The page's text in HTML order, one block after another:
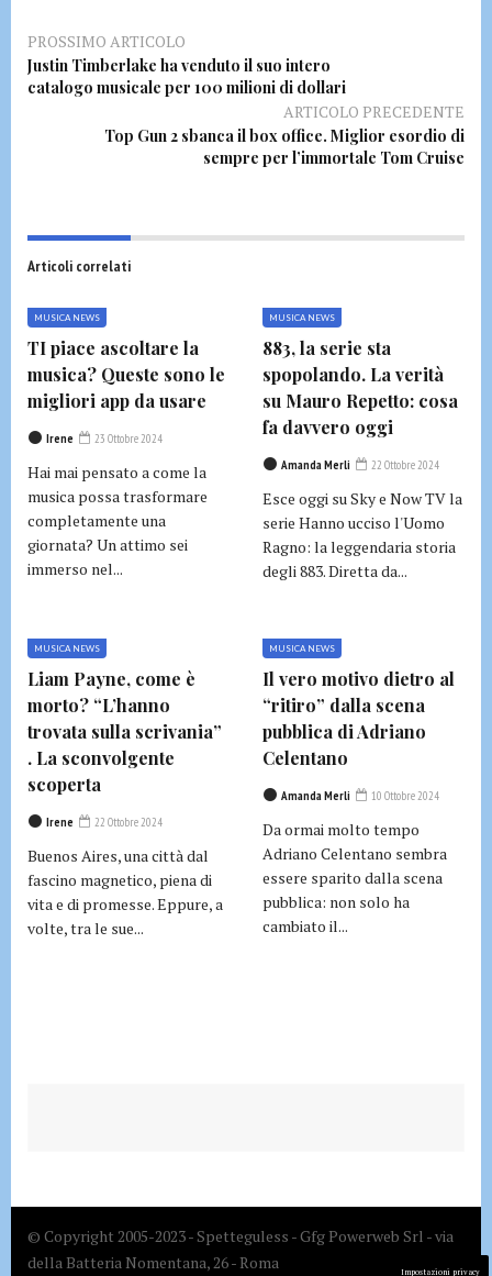
PROSSIMO ARTICOLO
Justin Timberlake ha venduto il suo intero
catalogo musicale per 100 milioni di dollari
ARTICOLO PRECEDENTE
Top Gun 2 sbanca il box office. Miglior esordio di
sempre per l’immortale Tom Cruise
Articoli correlati
MUSICA NEWS
TI piace ascoltare la
musica? Queste sono le
migliori app da usare
Irene 23 Ottobre 2024
Hai mai pensato a come la
musica possa trasformare
completamente una
giornata? Un attimo sei
immerso nel...
MUSICA NEWS
883, la serie sta
spopolando. La verità
su Mauro Repetto: cosa
fa davvero oggi
Amanda Merli 22 Ottobre 2024
Esce oggi su Sky e Now TV la
serie Hanno ucciso l'Uomo
Ragno: la leggendaria storia
degli 883. Diretta da...
MUSICA NEWS
Liam Payne, come è
morto? “L’hanno
trovata sulla scrivania”
. La sconvolgente
scoperta
Irene 22 Ottobre 2024
Buenos Aires, una città dal
fascino magnetico, piena di
vita e di promesse. Eppure, a
volte, tra le sue...
MUSICA NEWS
Il vero motivo dietro al
“ritiro” dalla scena
pubblica di Adriano
Celentano
Amanda Merli 10 Ottobre 2024
Da ormai molto tempo
Adriano Celentano sembra
essere sparito dalla scena
pubblica: non solo ha
cambiato il...
© Copyright 2005-2023 - Spetteguless - Gfg Powerweb Srl - via
della Batteria Nomentana, 26 - Roma
Impostazioni privacy